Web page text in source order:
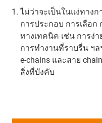
ไม่ว่าจะเป็นในแง่ทาง
การประกอบ การเลือก
ทางเทคนิค เช่น การง่
การทำงานที่ราบรื่น ฯ
e-chains และสาย
สิ่งที่บังคับ